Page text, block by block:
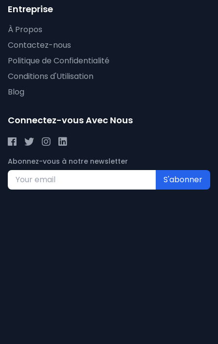
Entreprise
À Propos
Contactez-nous
Politique de Confidentialité
Conditions d'Utilisation
Blog
Connectez-vous Avec Nous
Abonnez-vous à notre newsletter
S'abonner